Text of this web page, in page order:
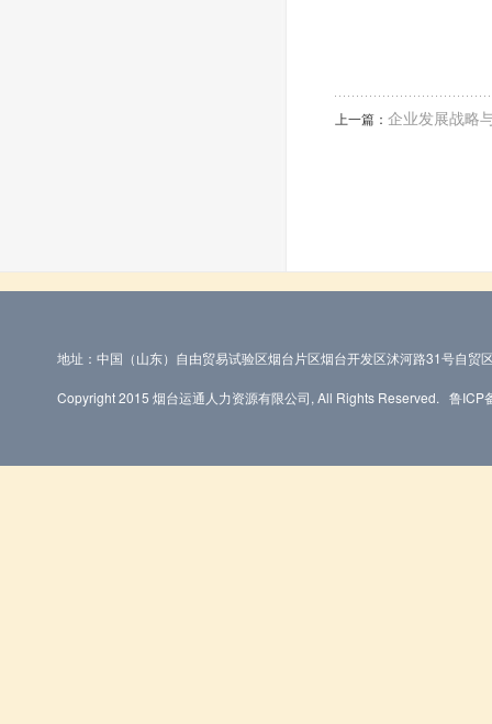
上一篇： 企业发展战略
地址：中国（山东）自由贸易试验区烟台片区烟台开发区沭河路31号自贸
Copyright 2015 烟台运通人力资源有限公司, All Rights Reserved. 鲁ICP